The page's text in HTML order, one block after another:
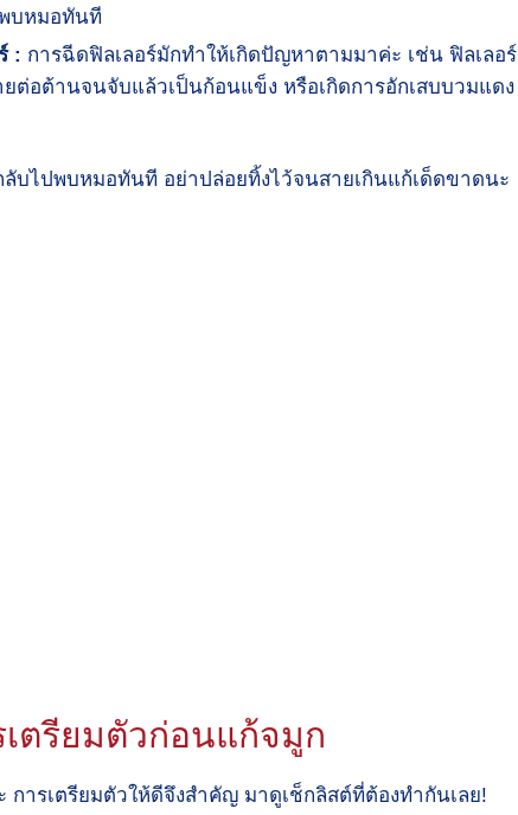
บหมอทันที
: การฉีดฟิลเลอร์มักทำให้เกิดปัญหาตามมาค่ะ เช่น ฟิลเลอร์
ยต่อต้านจนจับแล้วเป็นก้อนแข็ง หรือเกิดการอักเสบบวมแดง
บไปพบหมอทันที อย่าปล่อยทิ้งไว้จนสายเกินแก้เด็ดขาดนะ
ตรียมตัวก่อนแก้จมูก
ารเตรียมตัวให้ดีจึงสำคัญ มาดูเช็กลิสต์ที่ต้องทำกันเลย!